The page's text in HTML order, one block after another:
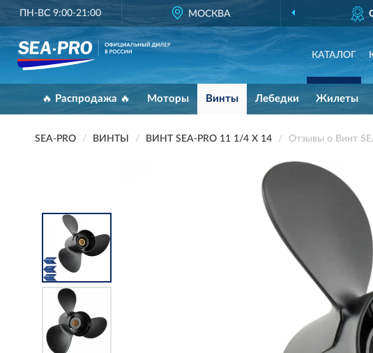
ПН-ВС 9:00-21:00 МОСКВА
КАТАЛОГ
🔥 Распродажа 🔥 Моторы Винты Лебедки Жилеты
SEA-PRO ВИНТЫ ВИНТ SEA-PRO 11 1/4 Х 14 Отзывы о Винт